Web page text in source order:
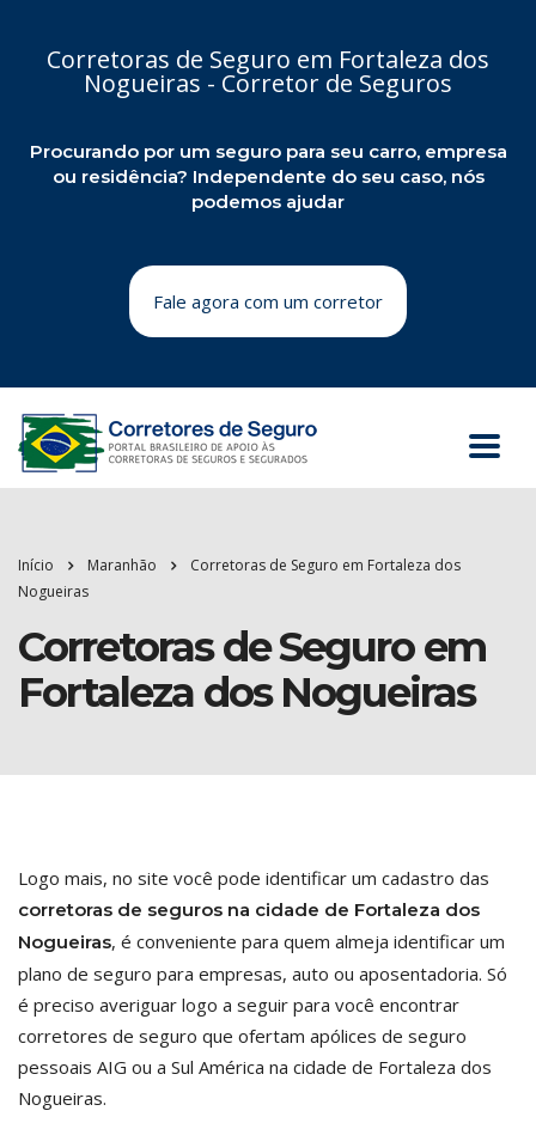
Corretoras de Seguro em Fortaleza dos
Nogueiras - Corretor de Seguros
Procurando por um seguro para seu carro, empresa
ou residência? Independente do seu caso, nós
podemos ajudar
Fale agora com um corretor
Início Maranhão
Corretoras de Seguro em Fortaleza dos
Nogueiras
Corretoras de Seguro em
Fortaleza dos Nogueiras
Logo mais, no site você pode identificar um cadastro das
corretoras de seguros na cidade de Fortaleza dos
Nogueiras, é conveniente para quem almeja identificar um
plano de seguro para empresas, auto ou aposentadoria. Só
é preciso averiguar logo a seguir para você encontrar
corretores de seguro que ofertam apólices de seguro
pessoais AIG ou a Sul América na cidade de Fortaleza dos
Nogueiras.